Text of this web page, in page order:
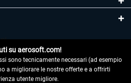
su aerosoft.com!
sono tecnicamente necessari (ad esempio
a migliorare le nostre offerte e a offrirti
utente migliore.